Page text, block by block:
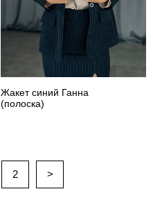
Жакет синий Ганна
(полоска)
2 >